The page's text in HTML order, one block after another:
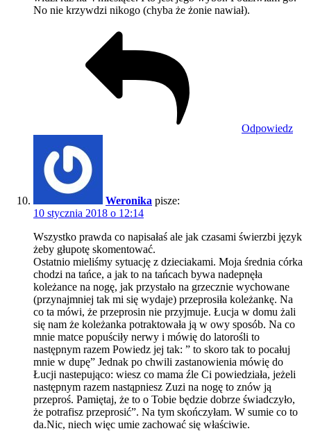
No nie krzywdzi nikogo (chyba że żonie nawiał).
Odpowiedz
Weronika pisze:
10 stycznia 2018 o 12:14
Wszystko prawda co napisałaś ale jak czasami świerzbi język
żeby głupotę skomentować.
Ostatnio mieliśmy sytuację z dzieciakami. Moja średnia córka
chodzi na tańce, a jak to na tańcach bywa nadepnęła
koleżance na nogę, jak przystało na grzecznie wychowane
(przynajmniej tak mi się wydaje) przeprosiła koleżankę. Na
co ta mówi, że przeprosin nie przyjmuje. Łucja w domu żali
się nam że koleżanka potraktowała ją w owy sposób. Na co
mnie matce popuściły nerwy i mówię do latorośli to
następnym razem Powiedz jej tak: ” to skoro tak to pocałuj
mnie w dupę” Jednak po chwili zastanowienia mówię do
Łucji nastepująco: wiesz co mama źle Ci powiedziała, jeżeli
następnym razem nastąpniesz Zuzi na nogę to znów ją
przeproś. Pamiętaj, że to o Tobie będzie dobrze świadczyło,
że potrafisz przeprosić”. Na tym skończyłam. W sumie co to
da.Nic, niech więc umie zachować się właściwie.